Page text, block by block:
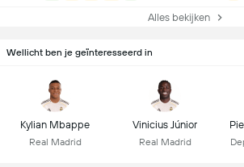
Alles bekijken
Wellicht ben je geïnteresseerd in
Kylian Mbappe
Real Madrid
Vinicius Júnior
Real Madrid